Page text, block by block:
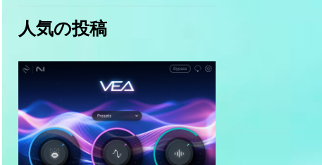
人気の投稿